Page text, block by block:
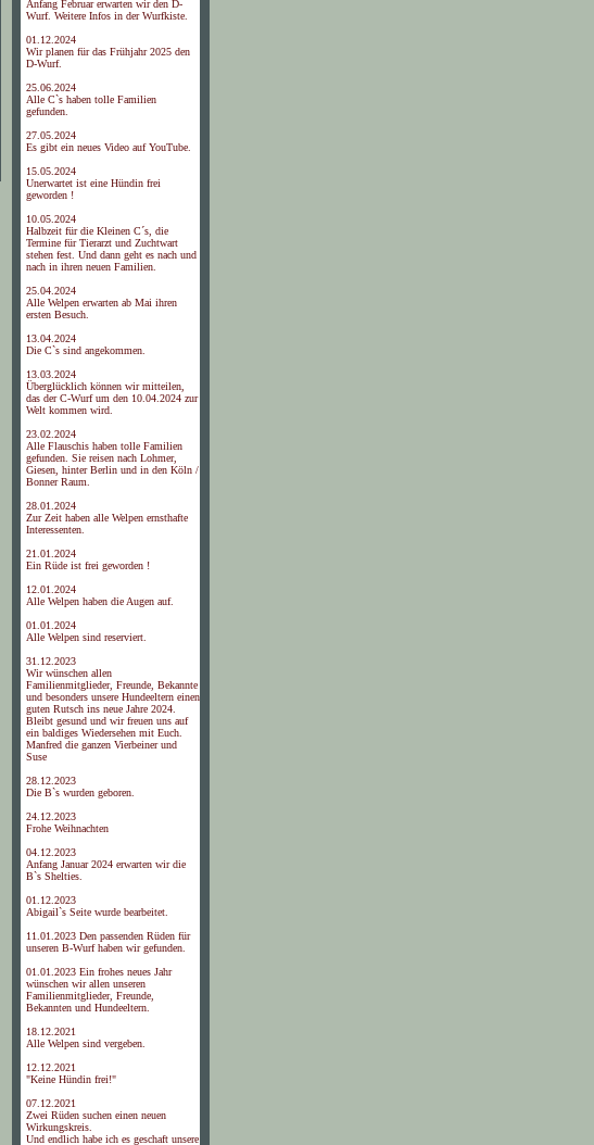
Anfang Februar erwarten wir den D-
Wurf. Weitere Infos in der Wurfkiste.
01.12.2024
Wir planen für das Frühjahr 2025 den
D-Wurf.
25.06.2024
Alle C`s haben tolle Familien
gefunden.
27.05.2024
Es gibt ein neues Video auf YouTube.
15.05.2024
Unerwartet ist eine Hündin frei
geworden !
10.05.2024
Halbzeit für die Kleinen C´s, die
Termine für Tierarzt und Zuchtwart
stehen fest. Und dann geht es nach und
nach in ihren neuen Familien.
25.04.2024
Alle Welpen erwarten ab Mai ihren
ersten Besuch.
13.04.2024
Die C`s sind angekommen.
13.03.2024
Überglücklich können wir mitteilen,
das der C-Wurf um den 10.04.2024 zur
Welt kommen wird.
23.02.2024
Alle Flauschis haben tolle Familien
gefunden. Sie reisen nach Lohmer,
Giesen, hinter Berlin und in den Köln /
Bonner Raum.
28.01.2024
Zur Zeit haben alle Welpen ernsthafte
Interessenten.
21.01.2024
Ein Rüde ist frei geworden !
12.01.2024
Alle Welpen haben die Augen auf.
01.01.2024
Alle Welpen sind reserviert.
31.12.2023
Wir wünschen allen
Familienmitglieder, Freunde, Bekannte
und besonders unsere Hundeeltern einen
guten Rutsch ins neue Jahre 2024.
Bleibt gesund und wir freuen uns auf
ein baldiges Wiedersehen mit Euch.
Manfred die ganzen Vierbeiner und
Suse
28.12.2023
Die B`s wurden geboren.
24.12.2023
Frohe Weihnachten
04.12.2023
Anfang Januar 2024 erwarten wir die
B`s Shelties.
01.12.2023
Abigail`s Seite wurde bearbeitet.
11.01.2023 Den passenden Rüden für
unseren B-Wurf haben wir gefunden.
01.01.2023 Ein frohes neues Jahr
wünschen wir allen unseren
Familienmitglieder, Freunde,
Bekannten und Hundeeltern.
18.12.2021
Alle Welpen sind vergeben.
12.12.2021
"Keine Hündin frei!"
07.12.2021
Zwei Rüden suchen einen neuen
Wirkungskreis.
Und endlich habe ich es geschaft unsere